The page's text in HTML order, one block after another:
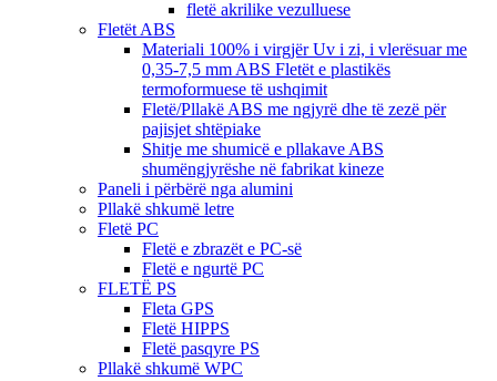
fletë akrilike vezulluese
Fletët ABS
Materiali 100% i virgjër Uv i zi, i vlerësuar me
0,35-7,5 mm ABS Fletët e plastikës
termoformuese të ushqimit
Fletë/Pllakë ABS me ngjyrë dhe të zezë për
pajisjet shtëpiake
Shitje me shumicë e pllakave ABS
shumëngjyrëshe në fabrikat kineze
Paneli i përbërë nga alumini
Pllakë shkumë letre
Fletë PC
Fletë e zbrazët e PC-së
Fletë e ngurtë PC
FLETË PS
Fleta GPS
Fletë HIPPS
Fletë pasqyre PS
Pllakë shkumë WPC